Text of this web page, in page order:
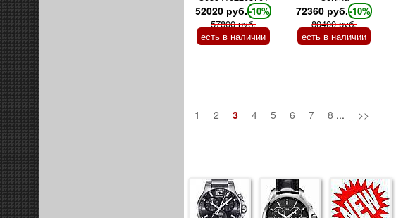
52020 руб.-10%
57800 руб.
есть в наличии
72360 руб.-10%
80400 руб.
есть в наличии
1 2 3 4 5 6 7 8 ... >>